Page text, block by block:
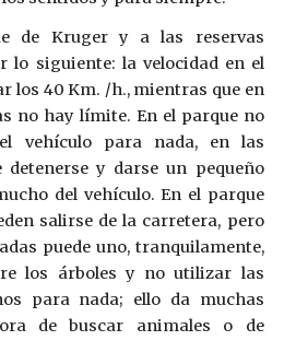
de Kruger y a las reservas
lo siguiente: la velocidad en el
los 40 Km. /h., mientras que en
no hay límite. En el parque no
vehículo para nada, en las
detenerse y darse un pequeño
del vehículo. En el parque
salirse de la carretera, pero
puede uno, tranquilamente,
los árboles y no utilizar las
para nada; ello da muchas
de buscar animales o de